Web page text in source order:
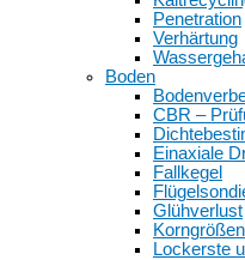
Penetration
Verhärtung
Boden
CBR –
Einaxiale
Fallkegel
Glühverlust
Lockerste